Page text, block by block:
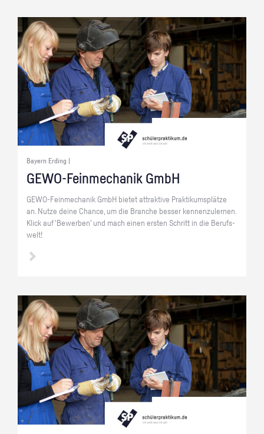
Bayern Erding |
GE­WO-Fein­me­cha­nik GmbH
GE­WO-Fein­me­cha­nik GmbH bie­tet at­trak­ti­ve Prak­ti­kums­plät­ze
an. Nutze deine Chan­ce, um die Bran­che bes­ser ken­nen­zu­ler­nen.
Klick auf 'Be­wer­ben' und mach einen ers­ten Schritt in die Be­rufs­
welt!